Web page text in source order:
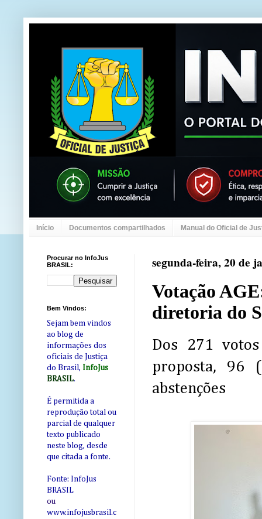
Início Documentos compartilhados Manual do Oficial de
segunda-feira, 20 de
Votação
diretoria do
Dos 271
proposta, 96
abstenções
Procurar no InfoJus
BRASIL:
Bem Vindos:
Sejam bem vindos
ao blog de
informações dos
oficiais de Justiça
do Brasil, InfoJus
BRASIL.
É permitida a
reprodução total ou
parcial de qualquer
texto publicado
neste blog, desde
que citada a fonte.
Fonte: InfoJus
BRASIL
ou
www.infojusbrasil.c